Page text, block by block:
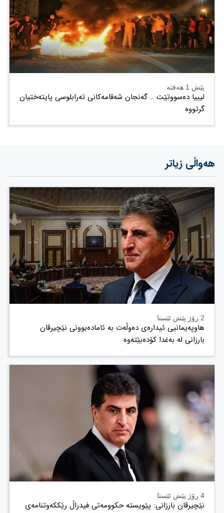
پێش 1 هەفتە
لیبیا دەسووتێت .. گەنجان شەقامەکانی تەرابلوسی پایتەختیان
گرتووە
هەواڵی زیاتر
2 رۆژ پێش ئێستا
هاوپەیمانیی ئیدارەی دەوڵەت بە ئامادەبوونی نێچیرڤان
بارزانی لە بەغدا کۆدەبێتەوە
4 رۆژ پێش ئێستا
نێچیرڤان بارزانی: پێویستە حکوومەتی فیدراڵ رێککەوتنامەی